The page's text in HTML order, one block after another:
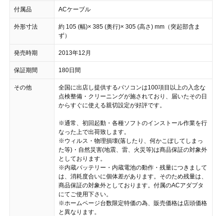
付属品 ACケーブル
外形寸法
約 105 (幅)× 385 (奥行)× 305 (高さ) mm（突起部含ま
ず）
発売時期 2013年12月
保証期間 180日間
その他
全国に出店し提供するパソコンは100項目以上の入念な
点検整備・クリーニングが施されており、届いたその日
からすぐに使える親切設定が好評です。
※通常、初回起動・各種ソフトのインストール作業を行
なった上で出荷致します。
※ウィルス・物理損壊(落したり、何かこぼしてしまっ
た等)・自然災害(地震、雷、火災等)は商品保証の対象外
としております。
※内蔵バッテリー・内蔵電池の動作・残量につきまして
は、消耗度合いに個体差があります。そのため残量は、
商品保証の対象外としております。付属のACアダプタ
にてご使用下さい。
※ホームページ台数限定特価の為、販売価格は店頭価格
と異なります。